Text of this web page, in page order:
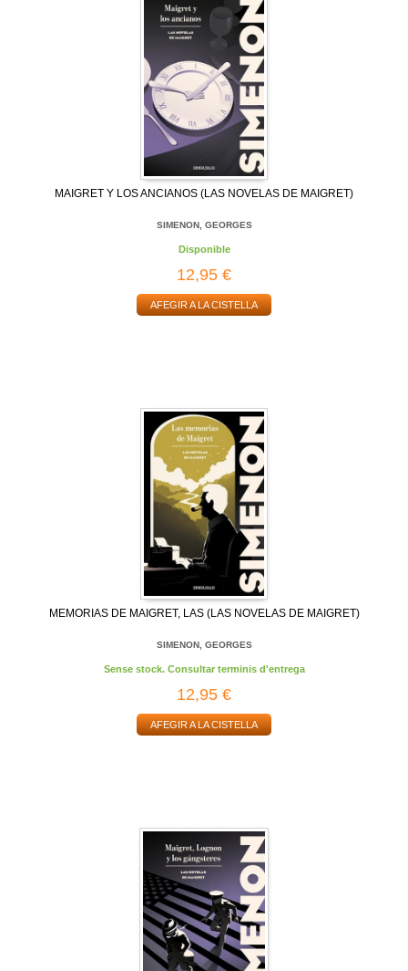
MAIGRET Y LOS ANCIANOS (LAS NOVELAS DE MAIGRET)
SIMENON, GEORGES
Disponible
12,95 €
AFEGIR A LA CISTELLA
MEMORIAS DE MAIGRET, LAS (LAS NOVELAS DE MAIGRET)
SIMENON, GEORGES
Sense stock. Consultar terminis d'entrega
12,95 €
AFEGIR A LA CISTELLA